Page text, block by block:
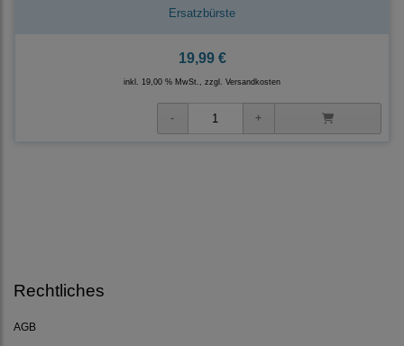
Ersatzbürste
19,99 €
inkl. 19,00 % MwSt., zzgl. Versandkosten
Rechtliches
AGB